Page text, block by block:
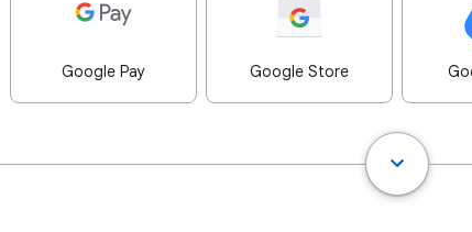
Google Pay Google Store